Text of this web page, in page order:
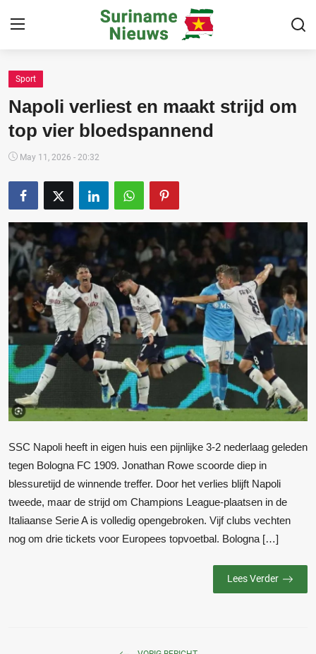
Home
Suriname
Buitenland
Sport
Cultuur & Media
Deals!
Over
Sport
Napoli verliest en maakt strijd om
top vier bloedspannend
May 11, 2026 - 20:32
SSC Napoli heeft in eigen huis een pijnlijke 3-2 nederlaag geleden
tegen Bologna FC 1909. Jonathan Rowe scoorde diep in
blessuretijd de winnende treffer. Door het verlies blijft Napoli
tweede, maar de strijd om Champions League-plaatsen in de
Italiaanse Serie A is volledig opengebroken. Vijf clubs vechten
nog om drie tickets voor Europees topvoetbal. Bologna […]
Lees Verder